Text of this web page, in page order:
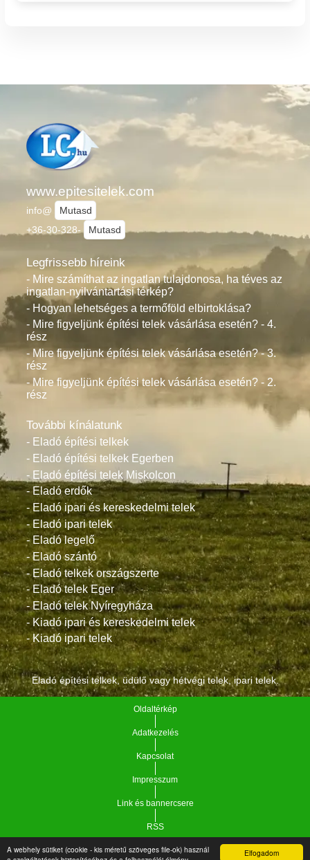
Elfogadom
A webhely sütiket (cookie - kis méretű szöveges file-ok) használ
www.epitesitelek.com
info@
Mutasd
+36-30-328-
Mutasd
Legfrissebb híreink
- Mire számíthat az ingatlan tulajdonosa, ha téves az
ingatlan-nyilvántartási térkép?
- Hogyan lehetséges a termőföld elbirtoklása?
- Mire figyeljünk építési telek vásárlása esetén? - 4.
rész
- Mire figyeljünk építési telek vásárlása esetén? - 3.
rész
- Mire figyeljünk építési telek vásárlása esetén? - 2.
rész
További kínálatunk
- Eladó építési telkek
- Eladó építési telkek Egerben
- Eladó építési telek Miskolcon
- Eladó erdők
- Eladó ipari és kereskedelmi telek
- Eladó ipari telek
- Eladó legelő
- Eladó szántó
- Eladó telkek országszerte
- Eladó telek Eger
- Eladó telek Nyíregyháza
- Kiadó ipari és kereskedelmi telek
- Kiadó ipari telek
Eladó építési telkek, üdülő vagy hétvégi telek, ipari telek.
Oldaltérkép
Adatkezelés
Kapcsolat
Impresszum
Link és bannercsere
RSS